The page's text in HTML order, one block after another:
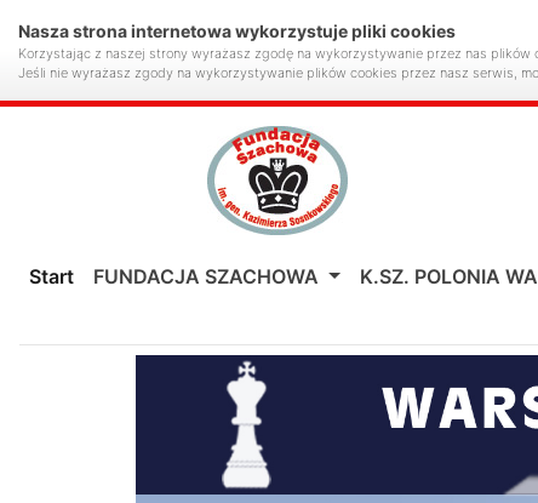
Nasza strona internetowa wykorzystuje pliki cookies
Korzystając z naszej strony wyrażasz zgodę na wykorzystywanie przez nas
Jeśli nie wyrażasz zgody na wykorzystywanie plików cookies przez nasz serwis,
Start FUNDACJA SZACHOWA K.SZ. POLONIA